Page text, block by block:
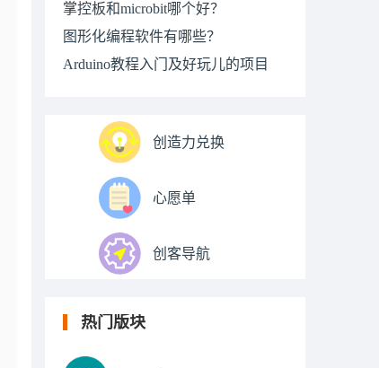
掌控板和microbit哪个好？
图形化编程软件有哪些？
Arduino教程入门及好玩儿的项目
创造力兑换
心愿单
创客导航
热门版块